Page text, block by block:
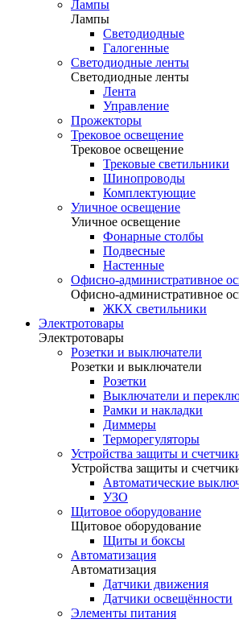
Лампы
Лампы
Светодиодные
Галогенные
Светодиодные ленты
Светодиодные ленты
Лента
Управление
Прожекторы
Трековое освещение
Трековое освещение
Трековые светильники
Шинопроводы
Комплектующие
Уличное освещение
Уличное освещение
Фонарные столбы
Подвесные
Настенные
Офисно-административное
Офисно-административное
ЖКХ светильники
Электротовары
Электротовары
Розетки и выключатели
Розетки и выключатели
Розетки
Выключатели и
Рамки и накладки
Диммеры
Терморегуляторы
Устройства защиты и
Устройства защиты и
Автоматические
УЗО
Щитовое оборудование
Щитовое оборудование
Щиты и боксы
Автоматизация
Автоматизация
Датчики движения
Датчики освещённости
Элементы питания